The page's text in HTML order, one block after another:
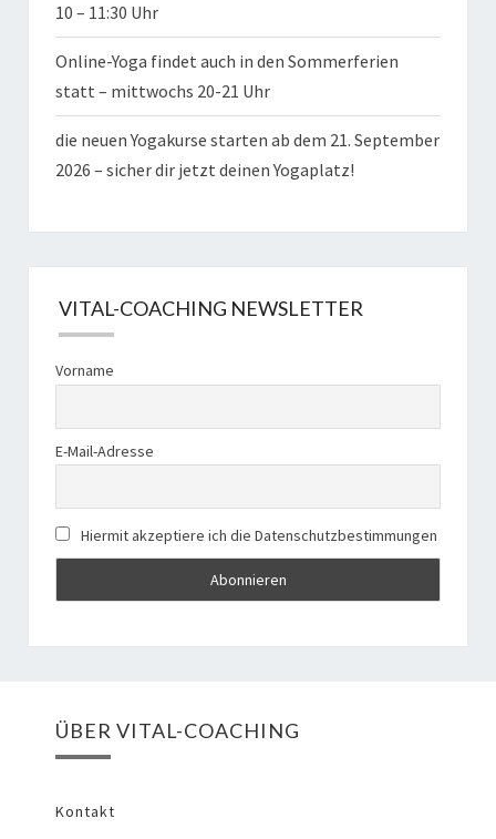
10 – 11:30 Uhr
Online-Yoga findet auch in den Sommerferien
statt – mittwochs 20-21 Uhr
die neuen Yogakurse starten ab dem 21. September
2026 – sicher dir jetzt deinen Yogaplatz!
VITAL-COACHING NEWSLETTER
Vorname
E-Mail-Adresse
Hiermit akzeptiere ich die Datenschutzbestimmungen
ÜBER VITAL-COACHING
Kontakt